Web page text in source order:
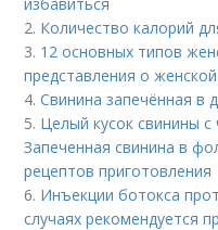
2. Количество калорий
3. 12 основных типов
представления о
4.Свинина запечённая в
5. Целый кусок свинины
Запеченная свинина в
рецептов приготовления
6. Инъекции ботокса
случаях рекомендуется